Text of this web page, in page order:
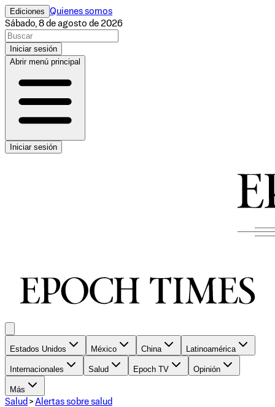
Ediciones Quienes somos
Sábado, 8 de agosto de 2026
Iniciar sesión
Abrir menú principal
Iniciar sesión
Estados Unidos México China Latinoamérica
Internacionales Salud Epoch TV Opinión
Más
Salud > Alertas sobre salud